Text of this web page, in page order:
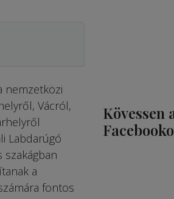
nemzetközi
Vácról,
Labdarúgó
a
fontos
Kövessen